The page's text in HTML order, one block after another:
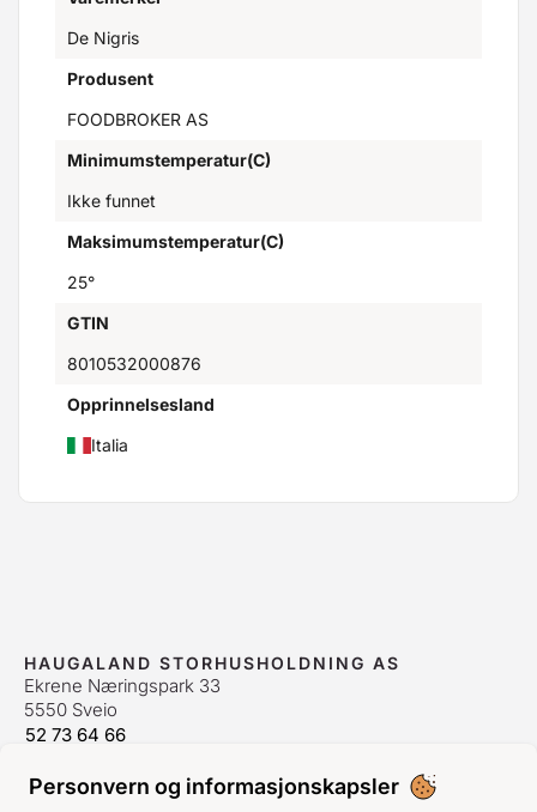
Personvern og informasjonskapsler
De Nigris
Produsent
FOODBROKER AS
Minimumstemperatur(C)
Ikke funnet
Maksimumstemperatur(C)
25°
GTIN
8010532000876
Opprinnelsesland
Italia
HAUGALAND STORHUSHOLDNING AS
Ekrene Næringspark 33
5550 Sveio
52 73 64 66
ÅPNINGSTIDER